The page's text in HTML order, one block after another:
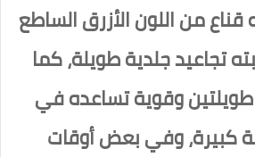
قناع من اللون الأزرق الساطع
تجاعيد جلدية طويلة، كما
وقوية تساعده في
كبيرة، وفي بعض أوقات